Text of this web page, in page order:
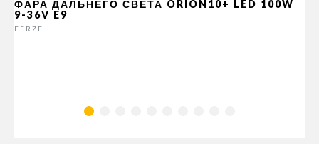
ФАРА ДАЛЬНЕГО СВЕТА ORION10+ LED 100W
9-36V E9
FERZE